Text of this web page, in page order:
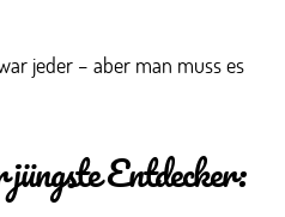
jeder – aber man muss es
Entdecker: